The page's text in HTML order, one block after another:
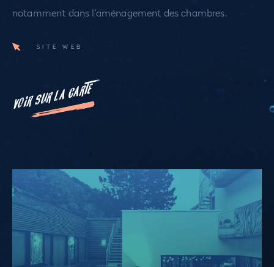
notamment dans l'aménagement des chambres.
SITE WEB
VOIR SUR LA CARTE
Royal
Snail